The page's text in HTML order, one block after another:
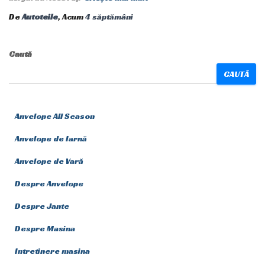
DeAutoteile, Acum4 săptămâni
Caută
CAUTĂ
Anvelope All Season
Anvelope de Iarnă
Anvelope de Vară
Despre Anvelope
Despre Jante
Despre Masina
Intretinere masina